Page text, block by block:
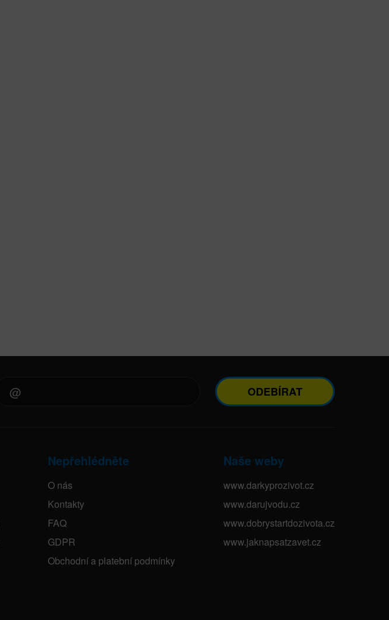
ODEBÍRAT
Nepřehlédněte
O nás
Kontakty
FAQ
GDPR
Obchodní a platební podmínky
Naše weby
www.darkyprozivot.cz
www.darujvodu.cz
www.dobrystartdozivota.cz
www.jaknapsatzavet.cz